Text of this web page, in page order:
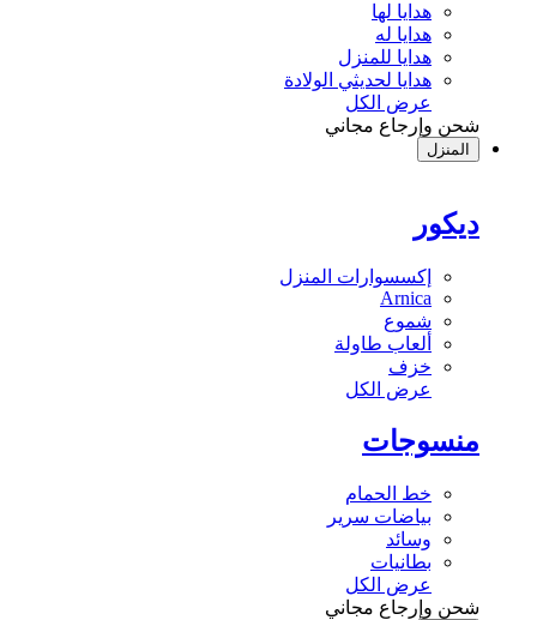
هدايا لها
هدايا له
هدايا للمنزل
هدايا لحديثي الولادة
عرض الكل
شحن وإرجاع مجاني
المنزل
ديكور
إكسسوارات المنزل
Arnica
شموع
ألعاب طاولة
خزف
عرض الكل
منسوجات
خط الحمام
بياضات سرير
وسائد
بطانيات
عرض الكل
شحن وإرجاع مجاني